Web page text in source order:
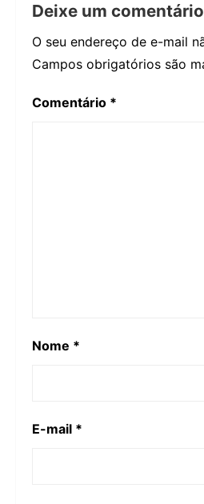
Deixe um comentário
O seu endereço de e-mail
Campos obrigatórios são
Comentário *
Nome *
E-mail *